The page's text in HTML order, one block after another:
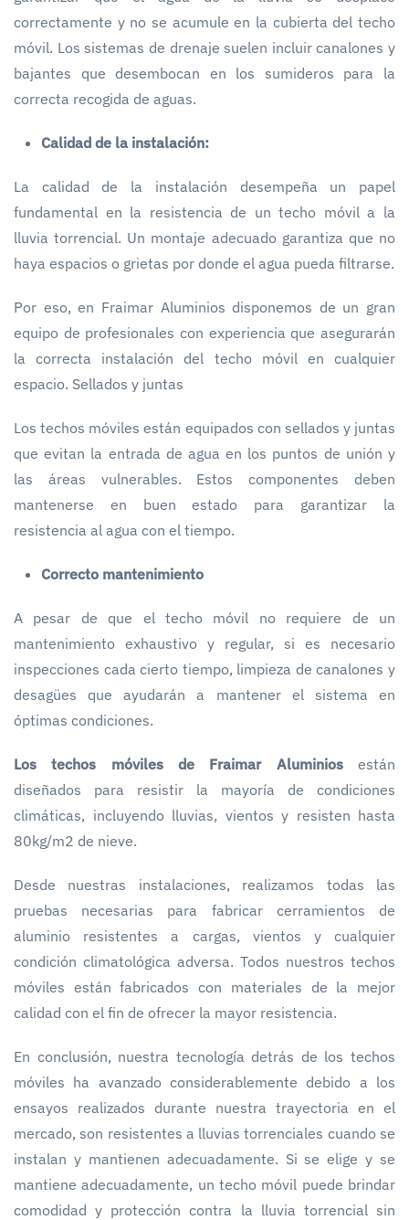
correctamente y no se acumule en la cubierta del techo
móvil. Los sistemas de drenaje suelen incluir canalones y
bajantes que desembocan en los sumideros para la
correcta recogida de aguas.
Calidad de la instalación:
La calidad de la instalación desempeña un papel
fundamental en la resistencia de un techo móvil a la
lluvia torrencial. Un montaje adecuado garantiza que no
haya espacios o grietas por donde el agua pueda filtrarse.
Por eso, en Fraimar Aluminios disponemos de un gran
equipo de profesionales con experiencia que asegurarán
la correcta instalación del techo móvil en cualquier
espacio. Sellados y juntas
Los techos móviles están equipados con sellados y juntas
que evitan la entrada de agua en los puntos de unión y
las áreas vulnerables. Estos componentes deben
mantenerse en buen estado para garantizar la
resistencia al agua con el tiempo.
Correcto mantenimiento
A pesar de que el techo móvil no requiere de un
mantenimiento exhaustivo y regular, si es necesario
inspecciones cada cierto tiempo, limpieza de canalones y
desagües que ayudarán a mantener el sistema en
óptimas condiciones.
Los techos móviles de Fraimar Aluminiosestán
diseñados para resistir la mayoría de condiciones
climáticas, incluyendo lluvias, vientos y resisten hasta
80kg/m2 de nieve.
Desde nuestras instalaciones, realizamos todas las
pruebas necesarias para fabricar cerramientos de
aluminio resistentes a cargas, vientos y cualquier
condición climatológica adversa. Todos nuestros techos
móviles están fabricados con materiales de la mejor
calidad con el fin de ofrecer la mayor resistencia.
En conclusión, nuestra tecnología detrás de los techos
móviles ha avanzado considerablemente debido a los
ensayos realizados durante nuestra trayectoria en el
mercado, son resistentes a lluvias torrenciales cuando se
instalan y mantienen adecuadamente. Si se elige y se
mantiene adecuadamente, un techo móvil puede brindar
comodidad y protección contra la lluvia torrencial sin